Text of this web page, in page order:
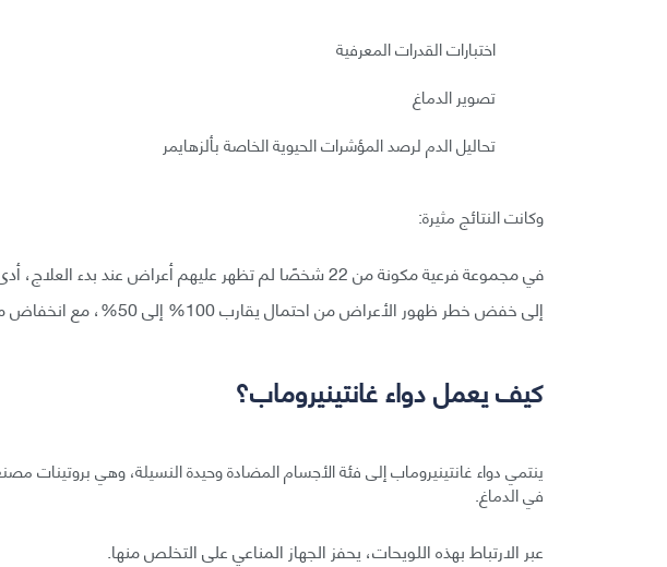
اختبارات القدرات المعرفية
تصوير الدماغ
تحاليل الدم لرصد المؤشرات الحيوية الخاصة بألزهايمر
وكانت النتائج مثيرة:
إلى خفض خطر ظهور الأعراض من احتمال يقارب 100% إلى 50%، مع انخفاض ملحوظ في تراكم الأميلويد في الدماغ.
كيف يعمل دواء غانتينيروماب؟
ينتمي دواء غانتينيروماب إلى فئة الأجسام المضادة وحيدة النسيلة، وهي بروتينات
في الدماغ.
عبر الارتباط بهذه اللويحات، يحفز الجهاز المناعي على التخلص منها.